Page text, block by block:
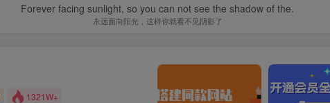
Forever facing sunlight, so you can not see the shadow of the.
永远面向阳光，这样你就看不见阴影了
1321W+